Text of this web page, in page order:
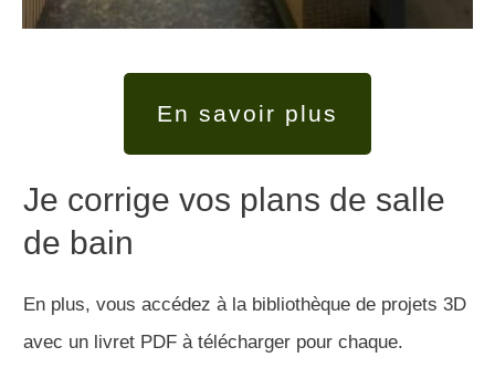
En savoir plus
Je corrige vos plans de salle
de bain
En plus, vous accédez à la bibliothèque de projets 3D
avec un livret PDF à télécharger pour chaque.